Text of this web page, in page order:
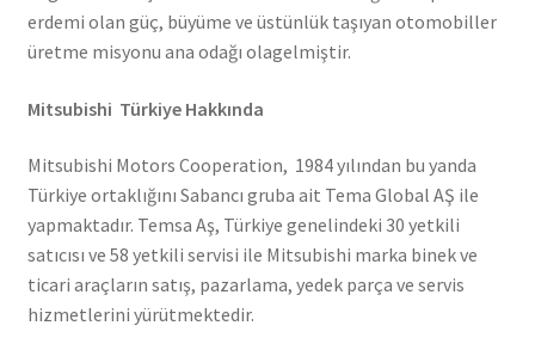
erdemi olan güç, büyüme ve üstünlük taşıyan otomobiller
üretme misyonu ana odağı olagelmiştir.
Mitsubishi Türkiye Hakkında
Mitsubishi Motors Cooperation, 1984 yılından bu yanda
Türkiye ortaklığını Sabancı gruba ait Tema Global AŞ ile
yapmaktadır. Temsa Aş, Türkiye genelindeki 30 yetkili
satıcısı ve 58 yetkili servisi ile Mitsubishi marka binek ve
ticari araçların satış, pazarlama, yedek parça ve servis
hizmetlerini yürütmektedir.